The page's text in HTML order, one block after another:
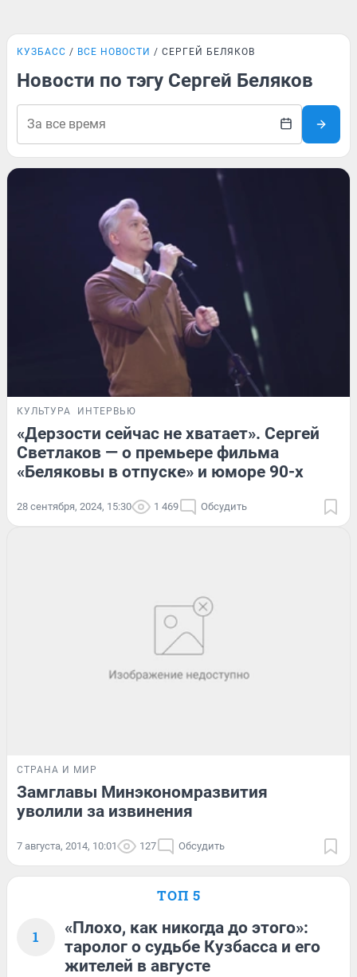
КУЗБАСС ВСЕ НОВОСТИ СЕРГЕЙ БЕЛЯКОВ
Новости по тэгу Сергей Беляков
КУЛЬТУРА ИНТЕРВЬЮ
«Дерзости сейчас не хватает». Сергей
Светлаков — о премьере фильма
«Беляковы в отпуске» и юморе 90-х
28 сентября, 2024, 15:30 1 469 Обсудить
СТРАНА И МИР
Замглавы Минэкономразвития
уволили за извинения
7 августа, 2014, 10:01 127 Обсудить
ТОП 5
1
«Плохо, как никогда до этого»:
таролог о судьбе Кузбасса и его
жителей в августе